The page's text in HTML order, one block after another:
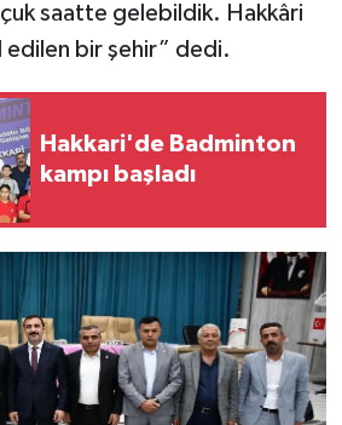
saatte gelebildik. Hakkâri
edilen bir şehir” dedi.
Hakkari'de Badminton
kampı başladı